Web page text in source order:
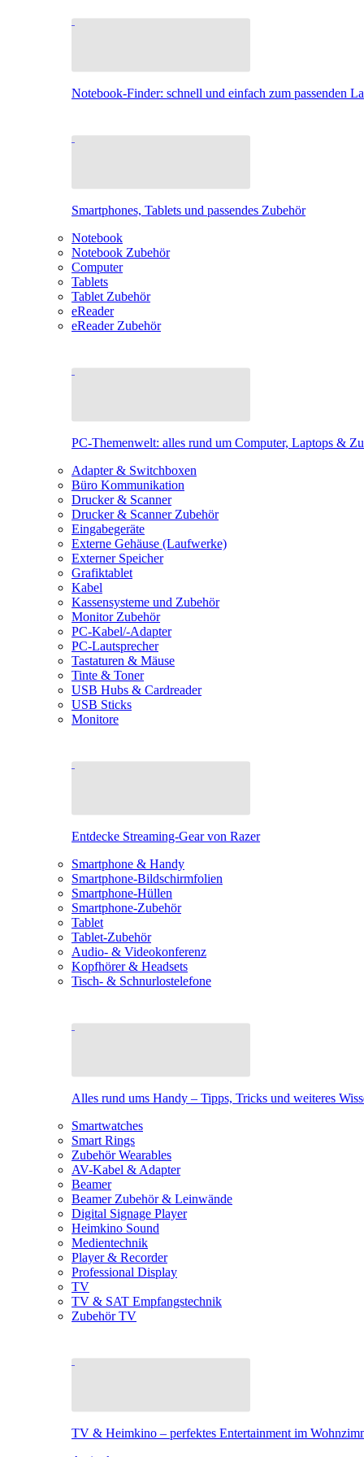
Notebook-Finder: schnell und einfach zum passenden
Smartphones, Tablets und passendes Zubehör
Notebook
Notebook Zubehör
Computer
Tablets
Tablet Zubehör
eReader
eReader Zubehör
PC-Themenwelt: alles rund um Computer, Laptops &
Adapter & Switchboxen
Büro Kommunikation
Drucker & Scanner
Drucker & Scanner Zubehör
Eingabegeräte
Externe Gehäuse (Laufwerke)
Externer Speicher
Grafiktablet
Kabel
Kassensysteme und Zubehör
Monitor Zubehör
PC-Kabel/-Adapter
PC-Lautsprecher
Tastaturen & Mäuse
Tinte & Toner
USB Hubs & Cardreader
USB Sticks
Monitore
Entdecke Streaming-Gear von Razer
Smartphone & Handy
Smartphone-Bildschirmfolien
Smartphone-Hüllen
Smartphone-Zubehör
Tablet
Tablet-Zubehör
Audio- & Videokonferenz
Kopfhörer & Headsets
Tisch- & Schnurlostelefone
Alles rund ums Handy – Tipps, Tricks und weiteres
Smartwatches
Smart Rings
Zubehör Wearables
AV-Kabel & Adapter
Beamer
Beamer Zubehör & Leinwände
Digital Signage Player
Heimkino Sound
Medientechnik
Player & Recorder
Professional Display
TV
TV & SAT Empfangstechnik
Zubehör TV
TV & Heimkino – perfektes Entertainment im